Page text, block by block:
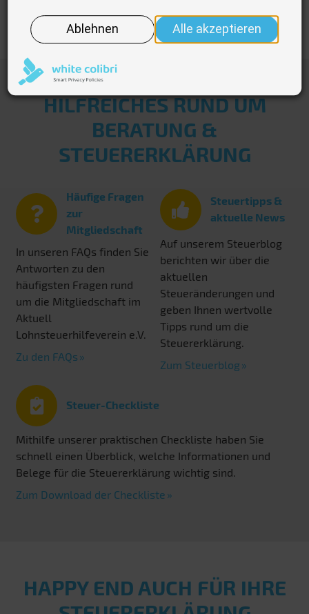
HILFREICHES RUND UM
BERATUNG &
STEUERERKLÄRUNG
Häufige Fragen
zur
Mitgliedschaft
In unseren FAQs finden Sie
Antworten zu den
häufigsten Fragen rund
um die Mitgliedschaft im
Aktuell
Lohnsteuerhilfeverein e.V.
Zu den FAQs
Steuertipps &
aktuelle News
Auf unserem Steuerblog
berichten wir über die
aktuellen
Steueränderungen und
geben Ihnen wertvolle
Tipps rund um die
Steuererklärung.
Zum Steuerblog
Steuer-Checkliste
Mithilfe unserer praktischen Checkliste haben Sie
schnell einen Überblick, welche Informationen und
Belege für die Steuererklärung wichtig sind.
Zum Download der Checkliste
HAPPY END AUCH FÜR IHRE